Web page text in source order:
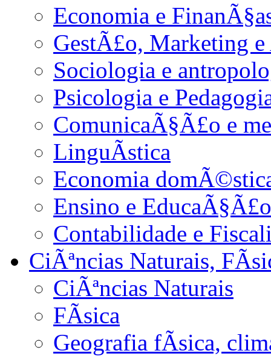
Economia e
GestÃ£o, Marketing
Sociologia e
Psicologia e
ComunicaÃ§Ã£o e
LinguÃ­stica
Economia
Ensino e EducaÃ§Ã£o
Contabilidade e
CiÃªncias Naturais,
CiÃªncias Naturais
FÃ­sica
Geografia fÃ­sica,